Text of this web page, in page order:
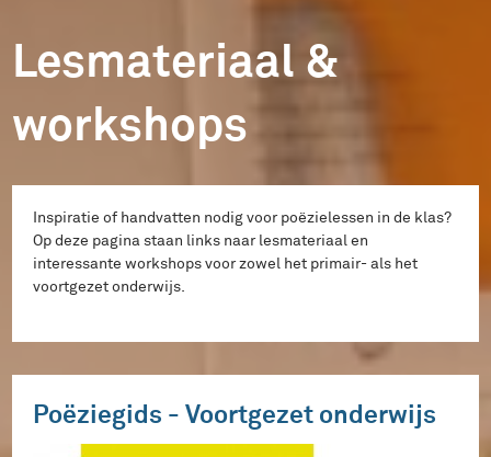
Lesmateriaal &
workshops
Inspiratie of handvatten nodig voor poëzielessen in de klas?
Op deze pagina staan links naar lesmateriaal en
interessante workshops voor zowel het primair- als het
voortgezet onderwijs.
Poëziegids - Voortgezet onderwijs